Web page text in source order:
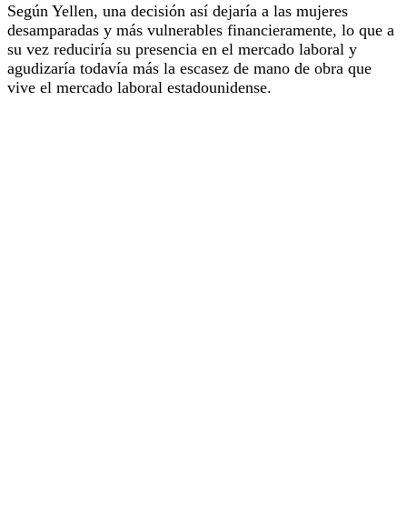
Según Yellen, una decisión así dejaría a las mujeres
desamparadas y más vulnerables financieramente, lo que a
su vez reduciría su presencia en el mercado laboral y
agudizaría todavía más la escasez de mano de obra que
vive el mercado laboral estadounidense.